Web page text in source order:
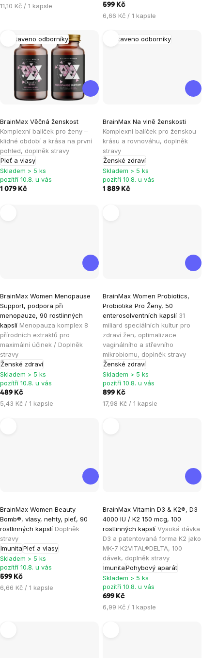
Měrná
11,10 Kč / 1 kapsle 599 Kč
Měrná
6,66 Kč / 1 kapsle
Sestaveno odborníky
BrainMax Věčná ženskost
Komplexní balíček pro ženy –
klidné období a krása na první
pohled, doplněk stravy
Pleť a vlasy
hodnocení
produktu
je
5,0
z
5
Skladem > 5 ks
pozítří 10.8. u vás
1 079 Kč
Sestaveno odborníky
BrainMax Na vlně ženskosti
Komplexní balíček pro ženskou
krásu a rovnováhu, doplněk
stravy
Ženské zdraví
hodnocení
produktu
je
5,0
z
5
Skladem > 5 ks
pozítří 10.8. u vás
1 889 Kč
BrainMax Women Menopause
Support, podpora při
menopauze, 90 rostlinných
kapslí Menopauza komplex 8
přírodních extraktů pro
maximální účinek / Doplněk
stravy
Ženské zdraví
hodnocení
produktu
je
4,9
z
5
hvězdiček.
Skladem > 5 ks
pozítří 10.8. u vás
489 Kč
Měrná
5,43 Kč / 1 kapsle
BrainMax Women Probiotics,
Probiotika Pro Ženy, 50
enterosolventních kapslí 31
miliard speciálních kultur pro
zdraví žen, optimalizace
vaginálního a střevního
mikrobiomu, doplněk stravy
Ženské zdraví
hodnocení
produktu
je
5,0
z
5
hvězdiček.
Skladem > 5 ks
pozítří 10.8. u vás
899 Kč
Měrná
17,98 Kč / 1 kapsle
BrainMax Women Beauty
Bomb®, vlasy, nehty, pleť, 90
rostlinných kapslí Doplněk
stravy
ImunitaPleť a vlasy
hodnocení
produktu
je
4,9
z
5
hvězdiček.
Skladem > 5 ks
pozítří 10.8. u vás
599 Kč
Měrná
6,66 Kč / 1 kapsle
BrainMax Vitamin D3 & K2®, D3
4000 IU / K2 150 mcg, 100
rostlinných kapslí Vysoká dávka
D3 a patentovaná forma K2 jako
MK-7 K2VITAL®DELTA, 100
dávek, doplněk stravy
ImunitaPohybový aparát
hodnocení
produktu
je
5,0
z
5
hvězdiček.
Skladem > 5 ks
pozítří 10.8. u vás
699 Kč
Měrná
6,99 Kč / 1 kapsle